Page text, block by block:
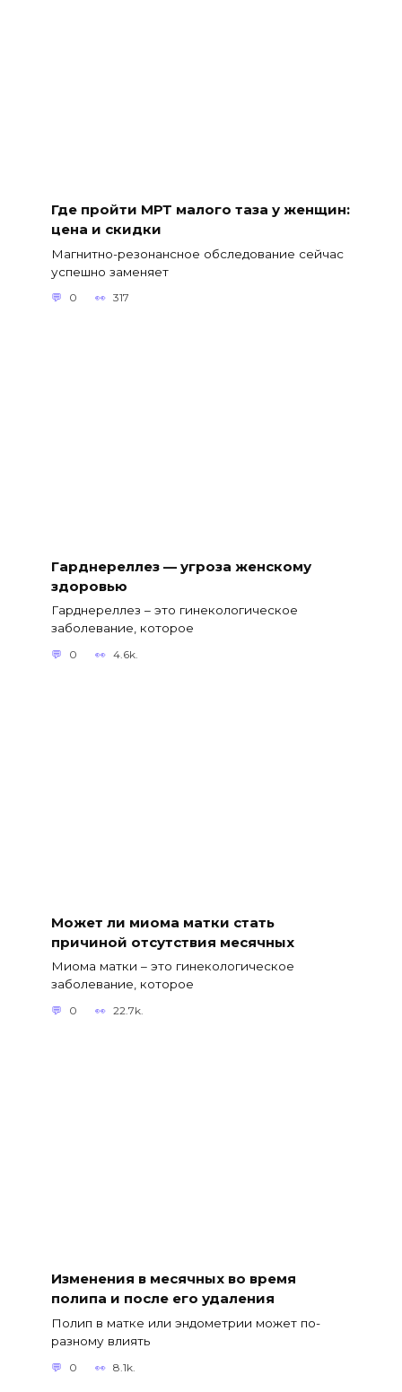
Где пройти МРТ малого таза у женщин:
цена и скидки
Магнитно-резонансное обследование сейчас
успешно заменяет
0 317
Гарднереллез — угроза женскому
здоровью
Гарднереллез – это гинекологическое
заболевание, которое
0 4.6k.
Может ли миома матки стать
причиной отсутствия месячных
Миома матки – это гинекологическое
заболевание, которое
0 22.7k.
Изменения в месячных во время
полипа и после его удаления
Полип в матке или эндометрии может по-
разному влиять
0 8.1k.